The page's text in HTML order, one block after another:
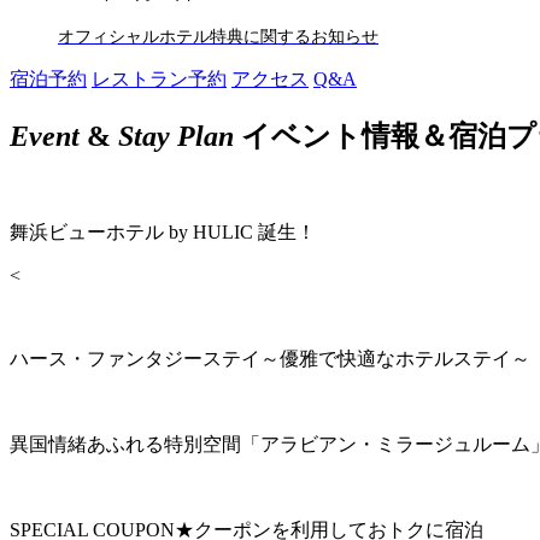
オフィシャルホテル特典に関するお知らせ
宿泊予約 レストラン予約 アクセス Q&A
Event& Stay Plan イベント情報＆宿泊
舞浜ビューホテル by HULIC 誕生！
<
ハース・ファンタジーステイ～優雅で快適なホテルステイ～
異国情緒あふれる特別空間「アラビアン・ミラージュルーム
SPECIAL COUPON★クーポンを利用しておトクに宿泊